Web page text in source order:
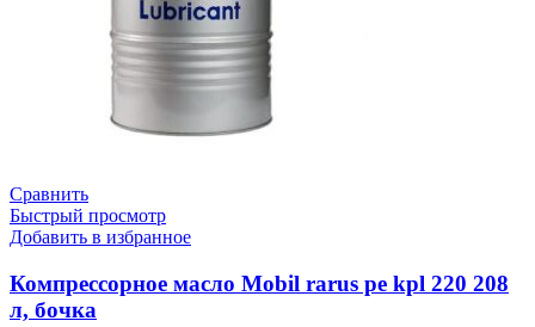
Сравнить
Быстрый просмотр
Добавить в избранное
Компрессорное масло Mobil rarus pe kpl 220 208
л, бочка